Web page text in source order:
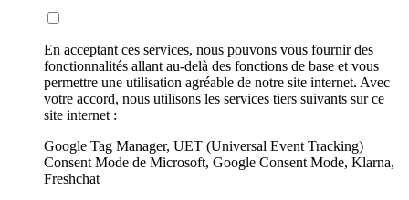
En acceptant ces services, nous pouvons vous fournir des
fonctionnalités allant au-delà des fonctions de base et vous
permettre une utilisation agréable de notre site internet. Avec
votre accord, nous utilisons les services tiers suivants sur ce
site internet :
Google Tag Manager, UET (Universal Event Tracking)
Consent Mode de Microsoft, Google Consent Mode, Klarna,
Freshchat